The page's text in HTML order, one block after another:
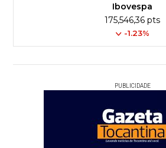
Ibovespa
175,546,36 pts
-1.23%
PUBLICIDADE